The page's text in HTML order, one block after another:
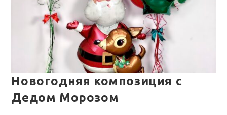
Новогодняя композиция с
Дедом Морозом